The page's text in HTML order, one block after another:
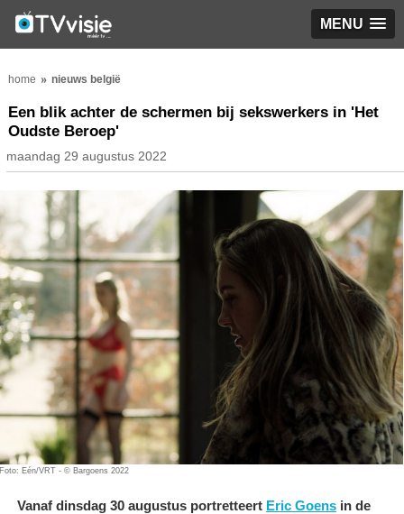
MENU
home nieuws belgië
Een blik achter de schermen bij sekswerkers in 'Het
Oudste Beroep'
maandag 29 augustus 2022
Foto: Eén/VRT - © Bargoens 2022
Vanaf dinsdag 30 augustus portretteert Eric Goens in de